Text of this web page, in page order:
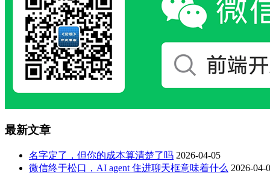
最新文章
名字定了，但你的成本算清楚了吗 2026-04-05
微信终于松口，AI agent 住进聊天框意味着什么 2026-04-